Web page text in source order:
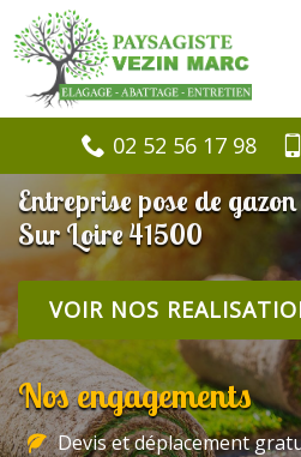
02 52 56 17 98
Entreprise pose de
Sur Loire 41500
VOIR NOS
Nos engagements
Devis et déplacement